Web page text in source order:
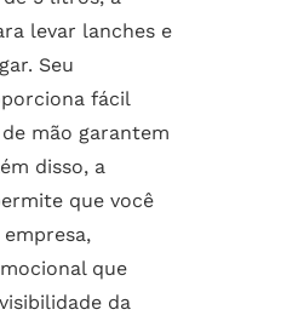
levar lanches e
Seu
fácil
mão garantem
disso, a
que você
que
da